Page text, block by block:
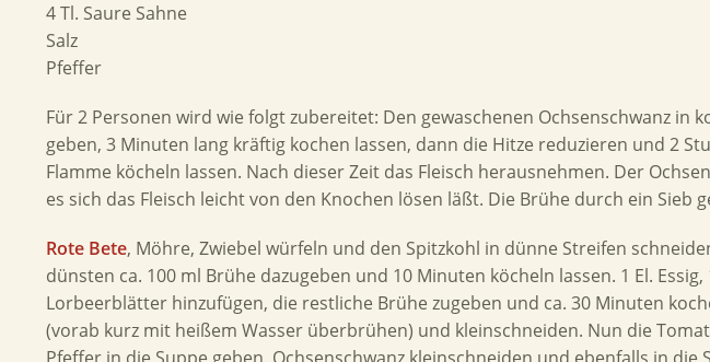
4 Tl. Saure Sahne
Salz
Pfeffer
Für 2 Personen wird wie folgt zubereitet: Den gewaschenen Ochsenschwanz in
geben, 3 Minuten lang kräftig kochen lassen, dann die Hitze reduzieren und 2
Flamme köcheln lassen. Nach dieser Zeit das Fleisch herausnehmen. Der
es sich das Fleisch leicht von den Knochen lösen läßt. Die Brühe durch ein Sieb
Rote Bete, Möhre, Zwiebel würfeln und den Spitzkohl in dünne Streifen
dünsten ca. 100 ml Brühe dazugeben und 10 Minuten köcheln lassen. 1 El. Essig,
Lorbeerblätter hinzufügen, die restliche Brühe zugeben und ca. 30 Minuten
(vorab kurz mit heißem Wasser überbrühen) und kleinschneiden. Nun die